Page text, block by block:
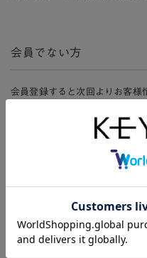
会員でない方
会員登録すると次回よりお客様
ージ、購入履歴をご利用いただ